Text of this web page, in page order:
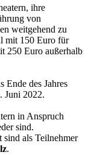
ihre
von
weitgehend zu
mit 150 Euro für
250 Euro außerhalb
Ende des Jahres
Juni 2022.
in Anspruch
sind.
sind als Teilnehmer
.